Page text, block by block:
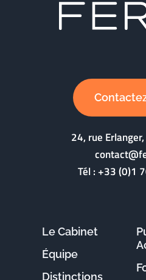
24, rue
Tél :+33 (0)1
Le Cabinet
Équipe
Distinctions